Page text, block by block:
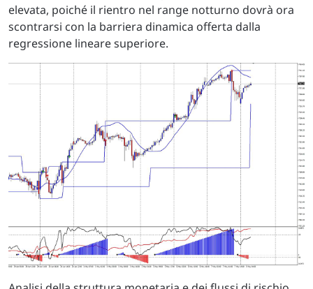
elevata, poiché il rientro nel range notturno dovrà ora
scontrarsi con la barriera dinamica offerta dalla
regressione lineare superiore.